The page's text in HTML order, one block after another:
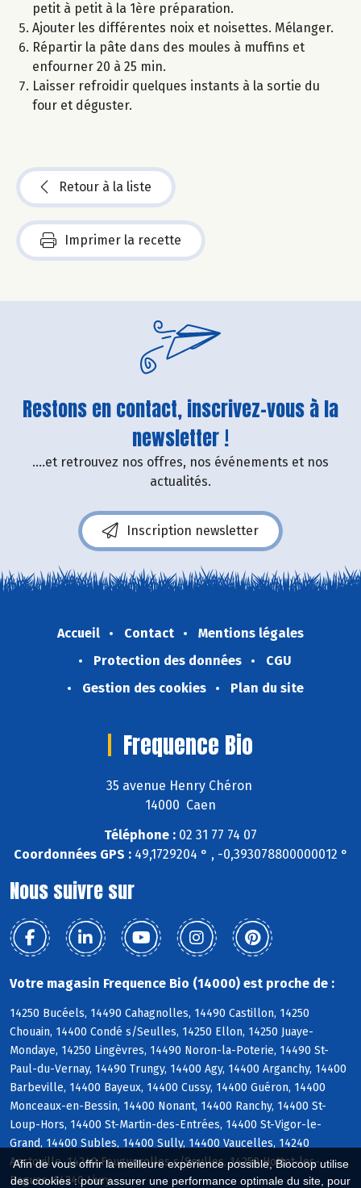
Afin de vous offrir la meilleure expérience possible, Biocoop utilise
des cookies : pour assurer une performance optimale du site, pour
petit à petit à la 1ère préparation.
Ajouter les différentes noix et noisettes. Mélanger.
Répartir la pâte dans des moules à muffins et
enfourner 20 à 25 min.
Laisser refroidir quelques instants à la sortie du
four et déguster.
Retour à la liste
Imprimer la recette
Restons en contact, inscrivez-vous à la
newsletter !
....et retrouvez nos offres, nos événements et nos
actualités.
Inscription newsletter
Accueil Contact
Mentions légales
Protection des données
CGU
Gestion des cookies
Plan du site
Frequence Bio
35 avenue Henry Chéron
14000 Caen
Téléphone : 02 31 77 74 07
Coordonnées GPS :49,1729204 ° , -0,393078800000012 °
Nous suivre sur
Votre magasin Frequence Bio (14000) est proche de :
14250 Bucéels, 14490 Cahagnolles, 14490 Castillon, 14250
Chouain, 14400 Condé s/Seulles, 14250 Ellon, 14250 Juaye-
Mondaye, 14250 Lingèvres, 14490 Noron-la-Poterie, 14490 St-
Paul-du-Vernay, 14490 Trungy, 14400 Agy, 14400 Arganchy, 14400
Barbeville, 14400 Bayeux, 14400 Cussy, 14400 Guéron, 14400
Monceaux-en-Bessin, 14400 Nonant, 14400 Ranchy, 14400 St-
Loup-Hors, 14400 St-Martin-des-Entrées, 14400 St-Vigor-le-
Grand, 14400 Subles, 14400 Sully, 14400 Vaucelles, 14240
Anctoville, 14240 Feuguerolles s/Seulles, 14250 Hottot-les-
Bagues, 14240 Livry